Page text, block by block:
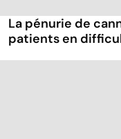
La pénurie de
patients en